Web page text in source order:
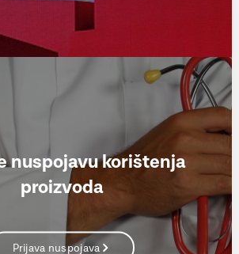
nuspojavu korištenja
proizvoda
Prijava nuspojava